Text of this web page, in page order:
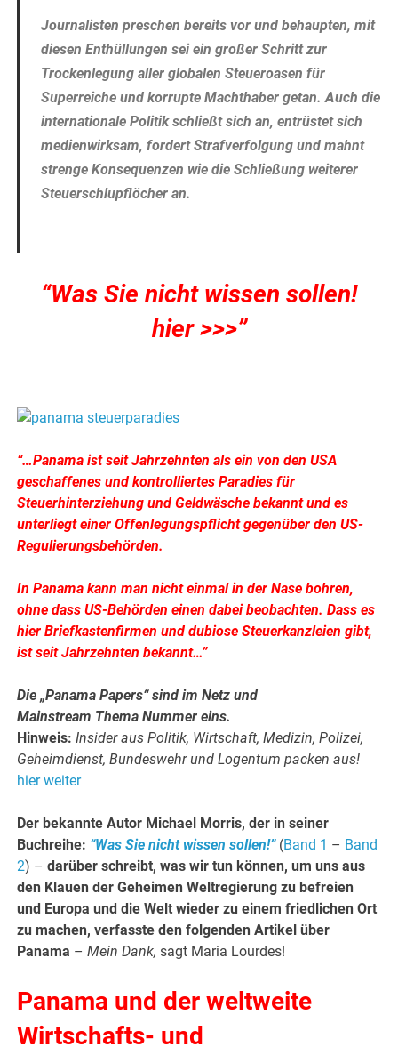
Journalisten preschen bereits vor und behaupten, mit
diesen Enthüllungen sei ein großer Schritt zur
Trockenlegung aller globalen Steueroasen für
Superreiche und korrupte Machthaber getan. Auch die
internationale Politik schließt sich an, entrüstet sich
medienwirksam, fordert Strafverfolgung und mahnt
strenge Konsequenzen wie die Schließung weiterer
Steuerschlupflöcher an.
“Was Sie nicht wissen sollen!
hier >>>”
“…Panama ist seit Jahrzehnten als ein von den USA
geschaffenes und kontrolliertes Paradies für
Steuerhinterziehung und Geldwäsche bekannt und es
unterliegt einer Offenlegungspflicht gegenüber den US-
Regulierungsbehörden.
In Panama kann man nicht einmal in der Nase bohren,
ohne dass US-Behörden einen dabei beobachten. Dass es
hier Briefkastenfirmen und dubiose Steuerkanzleien gibt,
ist seit Jahrzehnten bekannt…”
Die „Panama Papers“ sind im Netz und
Mainstream Thema Nummer eins.
Hinweis: Insider aus Politik, Wirtschaft, Medizin, Polizei,
Geheimdienst, Bundeswehr und Logentum packen aus!
hier weiter
Der bekannte Autor Michael Morris, der in seiner
Buchreihe: “Was Sie nicht wissen sollen!” (Band 1 – Band
2) – darüber schreibt, was wir tun können, um uns aus
den Klauen der Geheimen Weltregierung zu befreien
und Europa und die Welt wieder zu einem friedlichen Ort
zu machen, verfasste den folgenden Artikel über
Panama –Mein Dank, sagt Maria Lourdes!
Panama und der weltweite
Wirtschafts- und